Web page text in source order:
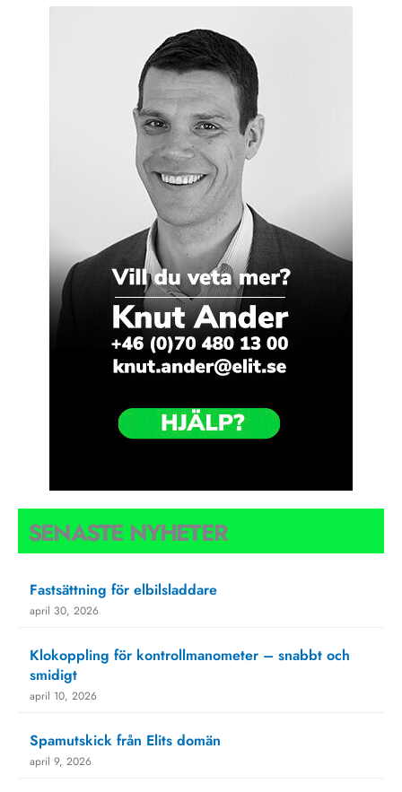
SENASTE NYHETER
Fastsättning för elbilsladdare
april 30, 2026
Klokoppling för kontrollmanometer – snabbt och
smidigt
april 10, 2026
Spamutskick från Elits domän
april 9, 2026